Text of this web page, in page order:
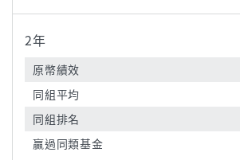
2年
原幣績效
同組平均
同組排名
贏過同類基金